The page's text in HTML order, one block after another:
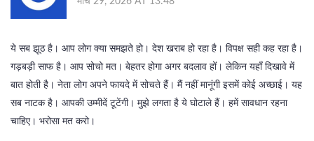
ये सब झूठ है। आप लोग क्या समझते हो। देश खराब हो रहा है। विपक्ष सही कह रहा है।
गड़बड़ी साफ है। आप सोचो मत। बेहतर होगा अगर बदलाव हों। लेकिन यहाँ दिखावे में
बात होती है। नेता लोग अपने फायदे में सोचते हैं। मैं नहीं मानूंगी इसमें कोई अच्छाई। यह
सब नाटक है। आपकी उम्मीदें टूटेंगी। मुझे लगता है ये घोटाले हैं। हमें सावधान रहना
चाहिए। भरोसा मत करो।